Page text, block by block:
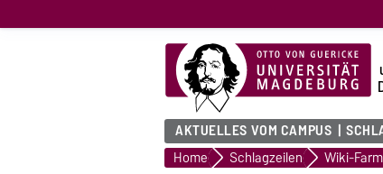
AKTUELLES VOM CAMPUS
Home Schlagzeilen Wiki-Farm